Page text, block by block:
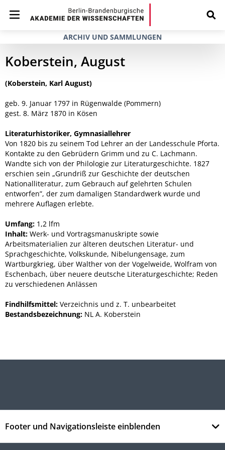
ARCHIV UND SAMMLUNGEN
Koberstein, August
(Koberstein, Karl August)
geb. 9. Januar 1797 in Rügenwalde (Pommern)
gest. 8. März 1870 in Kösen
Literaturhistoriker, Gymnasiallehrer
Von 1820 bis zu seinem Tod Lehrer an der Landesschule Pforta.
Kontakte zu den Gebrüdern Grimm und zu C. Lachmann.
Wandte sich von der Philologie zur Literaturgeschichte. 1827
erschien sein „Grundriß zur Geschichte der deutschen
Nationalliteratur, zum Gebrauch auf gelehrten Schulen
entworfen”, der zum damaligen Standardwerk wurde und
mehrere Auflagen erlebte.
Umfang: 1,2 lfm
Inhalt: Werk- und Vortragsmanuskripte sowie
Arbeitsmaterialien zur älteren deutschen Literatur- und
Sprachgeschichte, Volkskunde, Nibelungensage, zum
Wartburgkrieg, über Walther von der Vogelweide, Wolfram von
Eschenbach, über neuere deutsche Literaturgeschichte; Reden
zu verschiedenen Anlässen
Findhilfsmittel: Verzeichnis und z. T. unbearbeitet
Bestandsbezeichnung: NL A. Koberstein
Footer und Navigationsleiste einblenden